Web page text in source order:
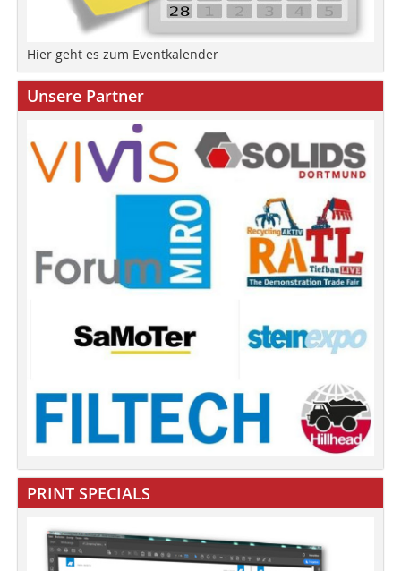
Hier geht es zum Eventkalender
Unsere Partner
PRINT SPECIALS